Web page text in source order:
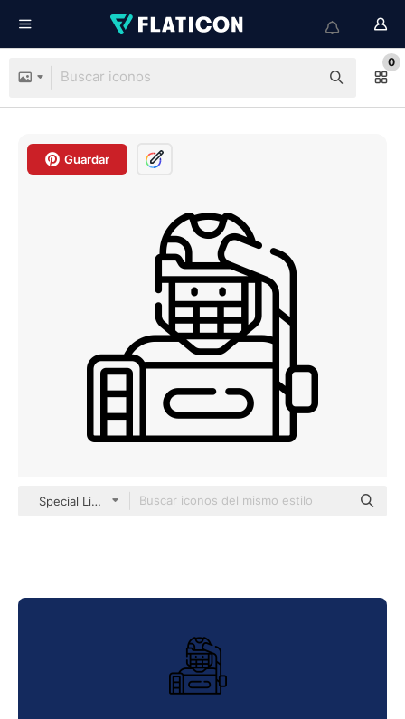
0
Guardar
Special Lineal